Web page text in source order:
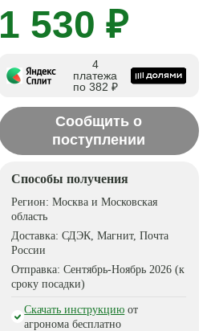
1 530 ₽
4
платежа
по 382 ₽
Сообщить о
поступлении
Способы получения
Регион:Москва и Московская
область
Доставка:СДЭК, Магнит, Почта
России
Отправка:Сентябрь-Ноябрь 2026 (к
сроку посадки)
Скачать инструкцию от
агронома бесплатно